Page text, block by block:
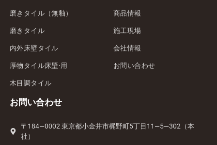
磨きタイル（無釉）
磨きタイル
内外床壁タイル
厚物タイル床壁·用
木目調タイル
商品情報
施工現場
会社情報
お問い合わせ
お問い合わせ
〒184—0002 東京都小金井市梶野町5丁目11—5—302（本
社）